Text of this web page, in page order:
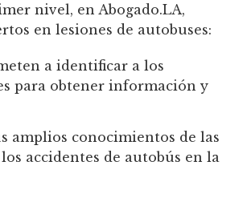
nivel, en Abogado.LA,
en lesiones de autobuses:
a identificar a los
para obtener información y
amplios conocimientos de las
accidentes de autobús en la